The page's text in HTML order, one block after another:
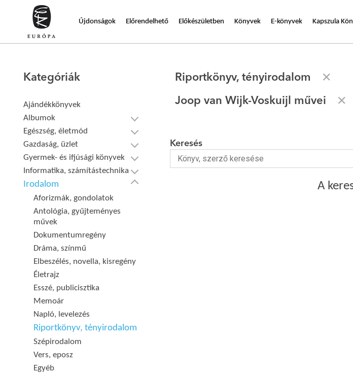
Újdonságok Előrendelhető Előkészületben Könyvek E-könyvek Kapszula
Kategóriák
Ajándékkönyvek
Albumok
Egészség, életmód
Gazdaság, üzlet
Gyermek- és ifjúsági könyvek
Informatika, számítástechnika
Irodalom
Aforizmák, gondolatok
Antológia, gyűjteményes
művek
Dokumentumregény
Dráma, színmű
Elbeszélés, novella, kisregény
Életrajz
Esszé, publicisztika
Memoár
Napló, levelezés
Riportkönyv, tényirodalom
Szépirodalom
Vers, eposz
Egyéb
Riportkönyv, tényirodalom
Joop van Wijk-Voskuijl művei
Keresés
A